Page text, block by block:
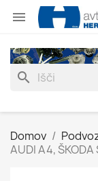

search
Domov
AUDI A4,